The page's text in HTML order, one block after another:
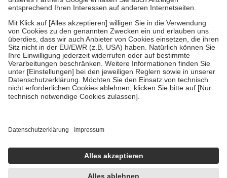
Um das Engagement der Versicherten für ihre eigene Gesundheit zu
stärken und die besondere Stellung der Familie zu unterstützen,
fallenkeine Zuzahlungenan bei:
• Kindern und Jugendlichen bis zum vollendeten 18. Lebensjahr
mit Ausnahme der Fahrkosten
• Untersuchungen zur Vorsorge und Früherkennung, die von der
GKV getragen werden
• empfohlenen Schutzimpfungen
• Harn- und Blutteststreifen
getroffen, um sicherzustellen, dass es sich um echte Bewertungen
https://help.etrusted.com/hc/de/articles/4419944605341
Einige Bilder und Inhalte wurden unter Zuhilfenahme künstlicher